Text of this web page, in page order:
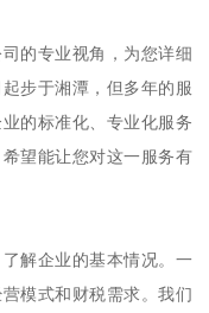
的专业视角，为您详细
步于湘潭，但多年的服
的标准化、专业化服务
望能让您对这一服务有
解企业的基本情况。一
模式和财税需求。我们